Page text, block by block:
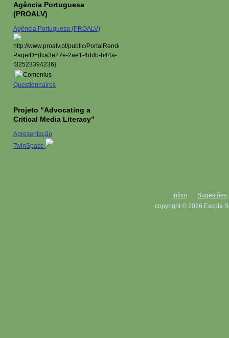
Agência Portuguesa
(PROALV)
Agência Portuguesa (PROALV)
.
Questionnaires
Projeto “Advocating a
Critical Media Literacy”
Apresentação
TwinSpace
Início
Sugestões
copyright © 2026 Escola